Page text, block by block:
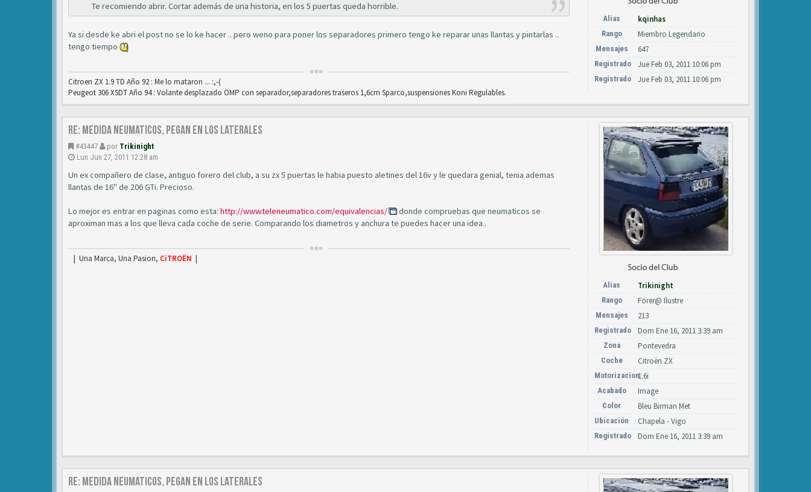
Te recomiendo abrir. Cortar además de una historia, en los 5 puertas queda horrible.
Ya si desde ke abri el post no se lo ke hacer .. pero weno para poner los separadores primero tengo ke reparar unas llantas y pintarlas ..
tengo tiempo
Citroen ZX 1.9 TD Año 92 : Me lo mataron ... :,-(
Peugeot 306 XSDT Año 94 : Volante desplazado OMP con separador,separadores traseros 1,6cm Sparco,suspensiones Koni Regulables.
Alias kqinhas
Rango Miembro Legendario
Mensajes 647
Registrado Jue Feb 03, 2011 10:06 pm
Registrado Jue Feb 03, 2011 10:06 pm
Re: medida neumaticos, pegan en los laterales
#43447 por Trikinight
Lun Jun 27, 2011 12:28 am
Un ex compañero de clase, antiguo forero del club, a su zx 5 puertas le habia puesto aletines del 16v y le quedara genial, tenia ademas
llantas de 16" de 206 GTi. Precioso.
Lo mejor es entrar en paginas como esta: http://www.teleneumatico.com/equivalencias/
donde compruebas que neumaticos se
aproximan mas a los que lleva cada coche de serie. Comparando los diametros y anchura te puedes hacer una idea..
| Una Marca, Una Pasion, CiTROËN |
Alias Trikinight
Rango Forer@ Ilustre
Mensajes 213
Registrado Dom Ene 16, 2011 3:39 am
Zona Pontevedra
Coche Citroën ZX
Motorizacion1.6i
Acabado Image
Color Bleu Birman Met
Ubicación Chapela - Vigo
Registrado Dom Ene 16, 2011 3:39 am
Re: medida neumaticos, pegan en los laterales